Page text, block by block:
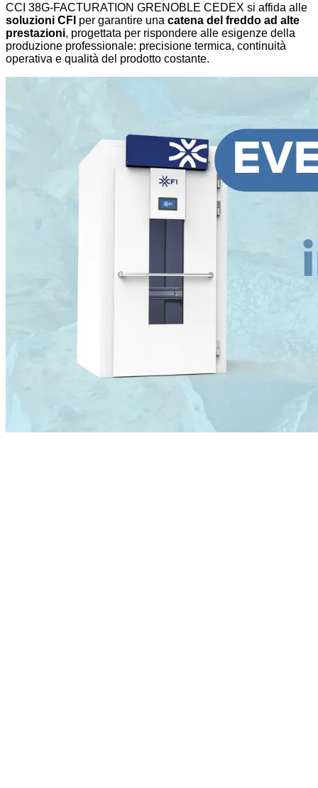
CCI 38G-FACTURATION GRENOBLE CEDEX si affida alle
soluzioni CFI per garantire una catena del freddo ad alte
prestazioni, progettata per rispondere alle esigenze della
produzione professionale: precisione termica, continuità
operativa e qualità del prodotto costante.